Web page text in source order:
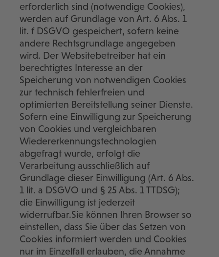
erforderlich sind (notwendige Cookies),
werden auf Grundlage von Art. 6 Abs. 1
lit. f DSGVO gespeichert, sofern keine
andere Rechtsgrundlage angegeben
wird. Der Websitebetreiber hat ein
berechtigtes Interesse an der
Speicherung von notwendigen Cookies
zur technisch fehlerfreien und
optimierten Bereitstellung seiner Dienste.
Sofern eine Einwilligung zur Speicherung
von Cookies und vergleichbaren
Wiedererkennungstechnologien
abgefragt wurde, erfolgt die
Verarbeitung ausschließlich auf
Grundlage dieser Einwilligung (Art. 6 Abs.
1 lit. a DSGVO und § 25 Abs. 1 TTDSG);
die Einwilligung ist jederzeit
widerrufbar.Sie können Ihren Browser so
einstellen, dass Sie über das Setzen von
Cookies informiert werden und Cookies
nur im Einzelfall erlauben, die Annahme